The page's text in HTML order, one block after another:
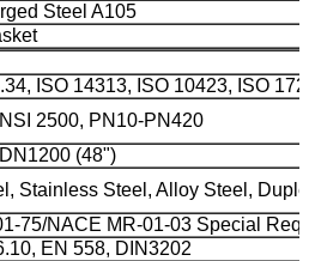
Steel A105
ISO 14313, ISO 10423, ISO
2500, PN10-PN420
(48")
Stainless Steel, Alloy Steel,
75/NACE MR-01-03 Special
EN 558, DIN3202